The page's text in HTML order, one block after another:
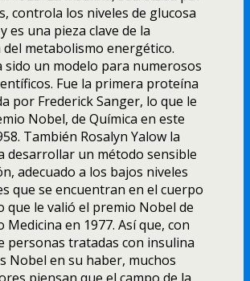
controla los niveles de glucosa
es una pieza clave de la
metabolismo energético.
sido un modelo para numerosos
Fue la primera proteí­na
por Frederick Sanger, lo que le
Nobel, de Quí­mica en este
También Rosalyn Yalow la
desarrollar un método sensible
adecuado a los bajos niveles
que se encuentran en el cuerpo
que le valió el premio Nobel de
Medicina en 1977. Así­ que, con
personas tratadas con insulina
Nobel en su haber, muchos